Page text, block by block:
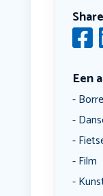
Share
Een
Film